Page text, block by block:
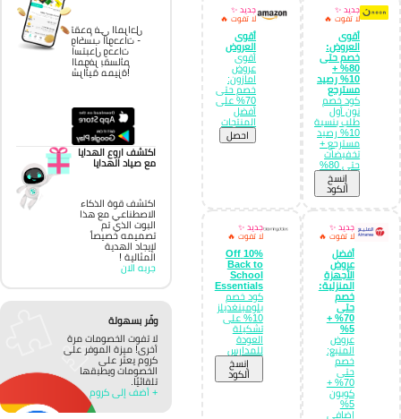
جديد ✨
لا تفوت 🔥
أقوى
العروض:
خصم حتى
80% +
10% رصيد
مسترجع
كود خصم
نون أول
طلب بنسبة
10% رصيد
مسترجع +
تخفيضات
حتى 80%
إِنسخ
الكود
جديد ✨
لا تفوت 🔥
أقوى
العروض
أقوى
عروض
امازون:
خصم حتى
70% على
أفضل
المنتجات
احصل
جديد ✨
لا تفوت 🔥
أفضل
عروض
الأجهزة
المنزلية:
خصم
حتى
70% +
عروض
المنيع:
خصم
حتى
70% +
كوبون
5%
إضافي
جديد ✨
لا تفوت 🔥
10% Off
Back to
School
Essentials
كود خصم
بلومينغديلز
10% على
تشكيلة
العودة
للمدارس
إِنسخ
الكود
تقدم في المراحل
واكسب الوحدات -
استبدل وحدات
الموفر بقسائم
شرائية مميزة!
اكتشف اروع الهدايا
مع صياد الهدايا
اكتشف قوة الذكاء
الاصطناعي مع هذا
البوت الذي تم
تصميمه خصيصاً
لإيجاد الهدية
المثالية !
جربه الان
وفّر بسهولة
لا تفوت الخصومات مرة
أخرى! ميزة الموفر على
كروم يعثر على
الخصومات ويطبقها
تلقائيًا.
+ أضف إلى كروم